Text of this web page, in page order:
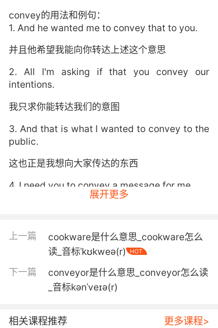
convey的用法和例句：
1. And he wanted me to convey that to you.
并且他希望我能向你转达上述这个意思
2. All I'm asking if that you convey our
intentions.
我只求你能转达我们的意图
3. And that is what I wanted to convey to the
public.
这也正是我想向大家传达的东西
4. I need you to convey a message for me.
5. He doesn't mean any of the spirit he
conveys.
6. The tapestry that conveyed with the
和这个房子一起给你们的挂毯
展开更多
上一篇
cookware是什么意思_cookware怎么
读_音标ˈkʊkweə(r)
HOT
下一篇
conveyor是什么意思_conveyor怎么读
_音标kənˈveɪə(r)
相关课程推荐 更多课程>